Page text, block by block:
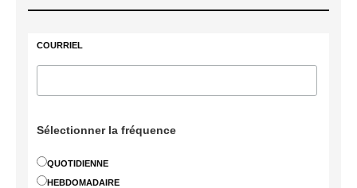
COURRIEL
Sélectionner la fréquence
QUOTIDIENNE
HEBDOMADAIRE